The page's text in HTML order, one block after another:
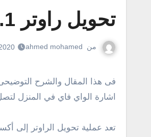
تحويل راوتر we h168n v3.1 إلى نقطة وصول [اكسس بوينت]
من ahmed mohamed
فى هذا المقال والشرح التوضيحى سنتعرف سوياً على كيفية تحويل الراوتر “ZTE H168N v3.1” الى نقطة وصول أو تحويل الراوتر إلى اكسس بوينت بحيث تتمكن من تقوية
اشارة الواي فاي في المنزل
تعد عملية تحويل الراوتر إلى